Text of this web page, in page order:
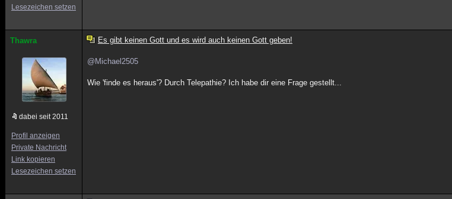
Lesezeichen setzen
Thawra
dabei seit 2011
Profil anzeigen
Private Nachricht
Link kopieren
Lesezeichen setzen
Es gibt keinen Gott und es wird auch keinen Gott geben!
@Michael2505
Wie 'finde es heraus'? Durch Telepathie? Ich habe dir eine Frage gestellt...